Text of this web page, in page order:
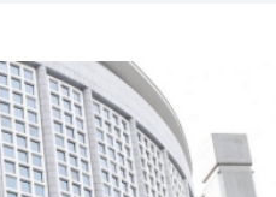
選擇合作夥伴